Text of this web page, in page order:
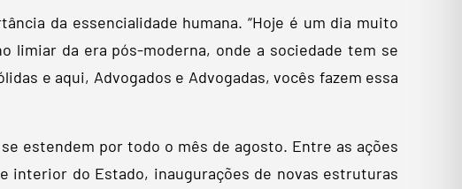
da essencialidade humana. “Hoje é um dia muito
limiar da era pós-moderna, onde a sociedade tem se
e aqui, Advogados e Advogadas, vocês fazem essa
estendem por todo o mês de agosto. Entre as ações
interior do Estado, inaugurações de novas estruturas